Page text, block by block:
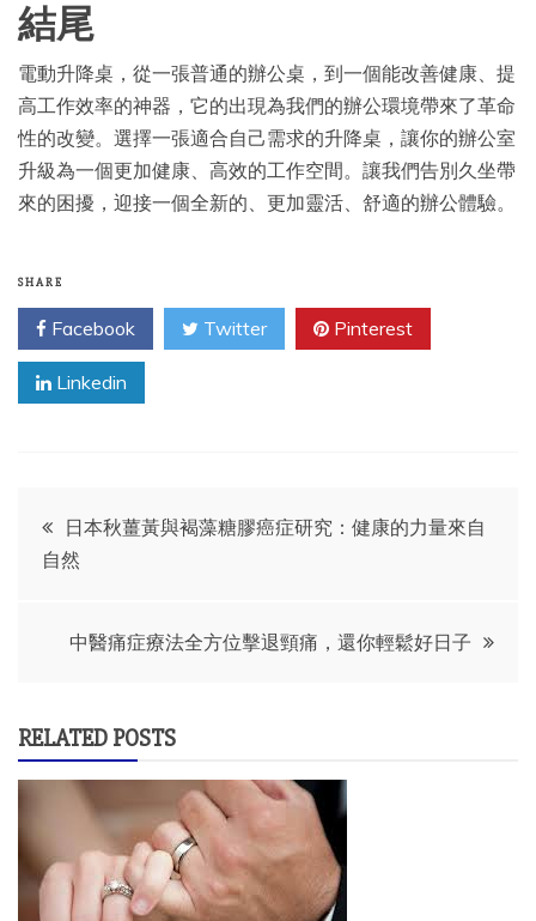
結尾
電動升降桌，從一張普通的辦公桌，到一個能改善健康、提
高工作效率的神器，它的出現為我們的辦公環境帶來了革命
性的改變。選擇一張適合自己需求的升降桌，讓你的辦公室
升級為一個更加健康、高效的工作空間。讓我們告別久坐帶
來的困擾，迎接一個全新的、更加靈活、舒適的辦公體驗。
SHARE
Facebook Twitter Pinterest
Linkedin
Post
navigation
日本秋薑黃與褐藻糖膠癌症研究：健康的力量來自
自然
中醫痛症療法全方位擊退頸痛，還你輕鬆好日子
RELATED POSTS